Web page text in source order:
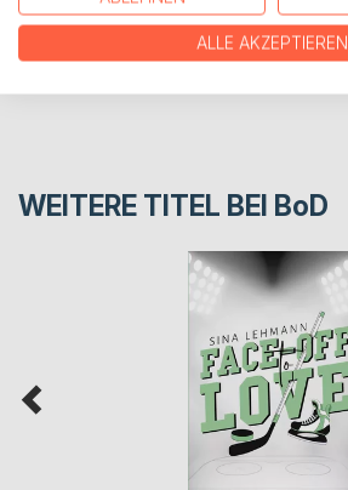
WEITERE TITEL BEI BoD
ALLE AKZEPTIEREN